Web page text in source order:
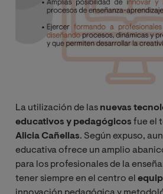
La utilización de las nuevas
educativos y pedagógicos fue el
Alicia Cañellas. Según expuso,
educativa ofrece un amplio
para los profesionales de la
tener siempre en el centro el